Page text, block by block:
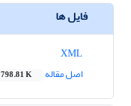
فایل ها
اصل مقاله
798.81 K